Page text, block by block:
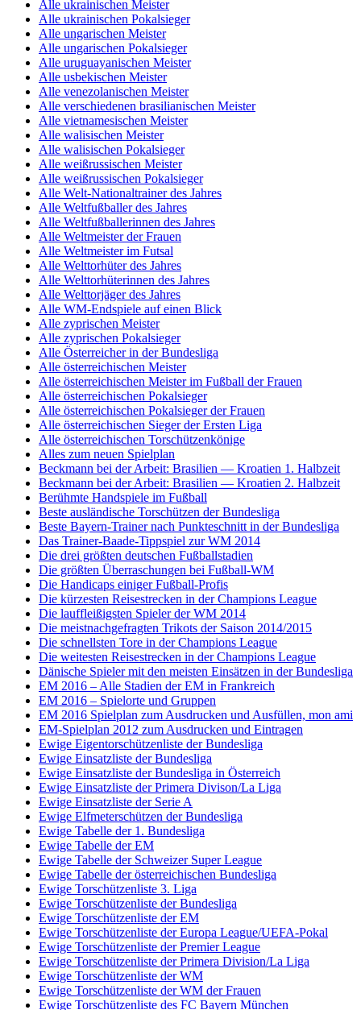
Alle ukrainischen Meister
Alle ukrainischen Pokalsieger
Alle ungarischen Meister
Alle ungarischen Pokalsieger
Alle uruguayanischen Meister
Alle usbekischen Meister
Alle venezolanischen Meister
Alle verschiedenen brasilianischen Meister
Alle vietnamesischen Meister
Alle walisischen Meister
Alle walisischen Pokalsieger
Alle weißrussischen Meister
Alle weißrussischen Pokalsieger
Alle Welt-Nationaltrainer des Jahres
Alle Weltfußballer des Jahres
Alle Weltfußballerinnen des Jahres
Alle Weltmeister der Frauen
Alle Weltmeister im Futsal
Alle Welttorhüter des Jahres
Alle Welttorhüterinnen des Jahres
Alle Welttorjäger des Jahres
Alle WM-Endspiele auf einen Blick
Alle zyprischen Meister
Alle zyprischen Pokalsieger
Alle Österreicher in der Bundesliga
Alle österreichischen Meister
Alle österreichischen Meister im Fußball der Frauen
Alle österreichischen Pokalsieger
Alle österreichischen Pokalsieger der Frauen
Alle österreichischen Sieger der Ersten Liga
Alle österreichischen Torschützenkönige
Alles zum neuen Spielplan
Beckmann bei der Arbeit: Brasilien — Kroatien 1. Halbzeit
Beckmann bei der Arbeit: Brasilien — Kroatien 2. Halbzeit
Berühmte Handspiele im Fußball
Beste ausländische Torschützen der Bundesliga
Beste Bayern-Trainer nach Punkteschnitt in der Bundesliga
Das Trainer-Baade-Tippspiel zur WM 2014
Die drei größten deutschen Fußballstadien
Die größten Überraschungen bei Fußball-WM
Die Handicaps einiger Fußball-Profis
Die kürzesten Reisestrecken in der Champions League
Die lauffleißigsten Spieler der WM 2014
Die meistnachgefragten Trikots der Saison 2014/2015
Die schnellsten Tore in der Champions League
Die weitesten Reisestrecken in der Champions League
Dänische Spieler mit den meisten Einsätzen in der Bundesliga
EM 2016 – Alle Stadien der EM in Frankreich
EM 2016 – Spielorte und Gruppen
EM 2016 Spielplan zum Ausdrucken und Ausfüllen, mon ami
EM-Spielplan 2012 zum Ausdrucken und Eintragen
Ewige Eigentorschützenliste der Bundesliga
Ewige Einsatzliste der Bundesliga
Ewige Einsatzliste der Bundesliga in Österreich
Ewige Einsatzliste der Primera Divison/La Liga
Ewige Einsatzliste der Serie A
Ewige Elfmeterschützen der Bundesliga
Ewige Tabelle der 1. Bundesliga
Ewige Tabelle der EM
Ewige Tabelle der Schweizer Super League
Ewige Tabelle der österreichischen Bundesliga
Ewige Torschützenliste 3. Liga
Ewige Torschützenliste der Bundesliga
Ewige Torschützenliste der EM
Ewige Torschützenliste der Europa League/UEFA-Pokal
Ewige Torschützenliste der Premier League
Ewige Torschützenliste der Primera Division/La Liga
Ewige Torschützenliste der WM
Ewige Torschützenliste der WM der Frauen
Ewige Torschützenliste des FC Bayern München